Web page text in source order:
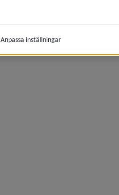
Anpassa inställningar